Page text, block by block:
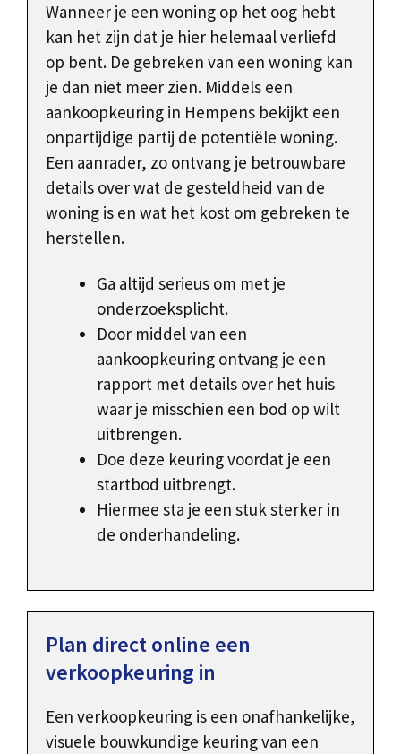
Wanneer je een woning op het oog hebt
kan het zijn dat je hier helemaal verliefd
op bent. De gebreken van een woning kan
je dan niet meer zien. Middels een
aankoopkeuring in Hempens bekijkt een
onpartijdige partij de potentiële woning.
Een aanrader, zo ontvang je betrouwbare
details over wat de gesteldheid van de
woning is en wat het kost om gebreken te
herstellen.
Ga altijd serieus om met je
onderzoeksplicht.
Door middel van een
aankoopkeuring ontvang je een
rapport met details over het huis
waar je misschien een bod op wilt
uitbrengen.
Doe deze keuring voordat je een
startbod uitbrengt.
Hiermee sta je een stuk sterker in
de onderhandeling.
Plan direct online een
verkoopkeuring in
Een verkoopkeuring is een onafhankelijke,
visuele bouwkundige keuring van een